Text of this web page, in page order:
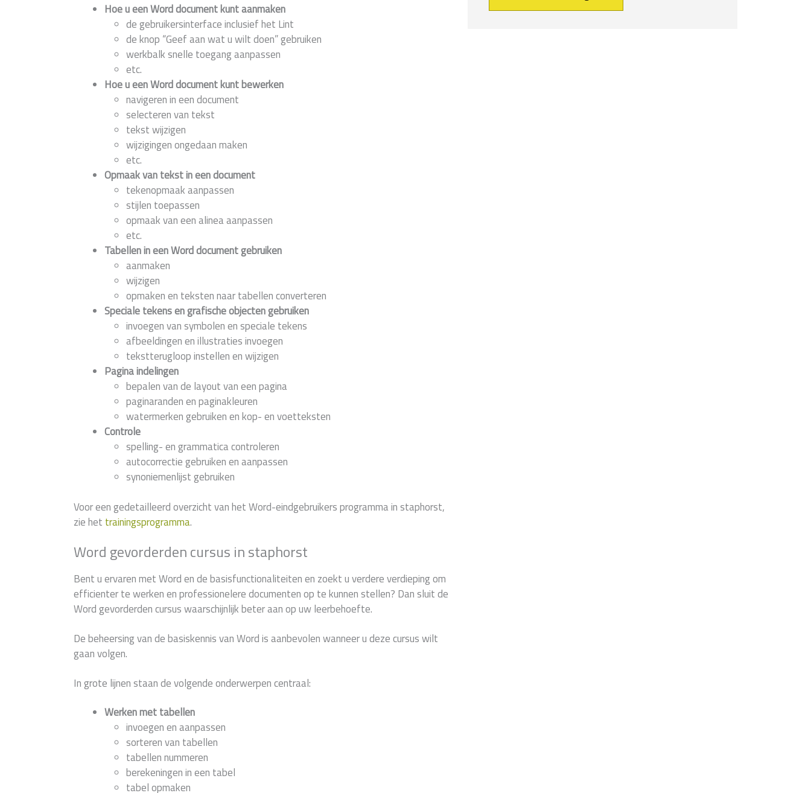
Hoe u een Word document kunt aanmaken
de gebruikersinterface inclusief het Lint
de knop “Geef aan wat u wilt doen” gebruiken
werkbalk snelle toegang aanpassen
etc.
Hoe u een Word document kunt bewerken
navigeren in een document
selecteren van tekst
tekst wijzigen
wijzigingen ongedaan maken
etc.
Opmaak van tekst in een document
tekenopmaak aanpassen
stijlen toepassen
opmaak van een alinea aanpassen
etc.
Tabellen in een Word document gebruiken
aanmaken
wijzigen
opmaken en teksten naar tabellen converteren
Speciale tekens en grafische objecten gebruiken
invoegen van symbolen en speciale tekens
afbeeldingen en illustraties invoegen
tekstterugloop instellen en wijzigen
Pagina indelingen
bepalen van de layout van een pagina
paginaranden en paginakleuren
watermerken gebruiken en kop- en voetteksten
Controle
spelling- en grammatica controleren
autocorrectie gebruiken en aanpassen
synoniemenlijst gebruiken
Voor een gedetailleerd overzicht van het Word-eindgebruikers programma in staphorst,
zie het trainingsprogramma.
Word gevorderden cursus in staphorst
Bent u ervaren met Word en de basisfunctionaliteiten en zoekt u verdere verdieping om
efficienter te werken en professionelere documenten op te kunnen stellen? Dan sluit de
Word gevorderden cursus waarschijnlijk beter aan op uw leerbehoefte.
De beheersing van de basiskennis van Word is aanbevolen wanneer u deze cursus wilt
gaan volgen.
In grote lijnen staan de volgende onderwerpen centraal:
Werken met tabellen
invoegen en aanpassen
sorteren van tabellen
tabellen nummeren
berekeningen in een tabel
tabel opmaken